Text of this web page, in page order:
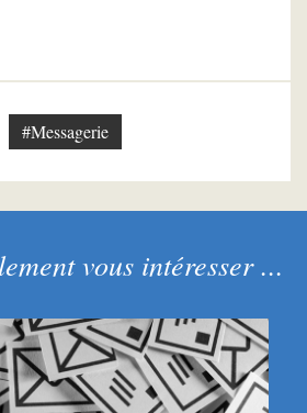
#Messagerie
vous intéresser ...